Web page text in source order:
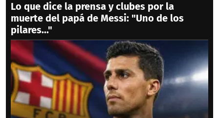
Lo que dice la prensa y clubes por la
muerte del papá de Messi: "Uno de los
pilares..."